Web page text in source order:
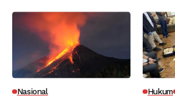
Nasional Hukum